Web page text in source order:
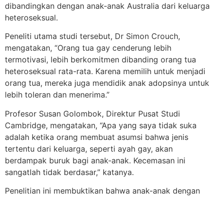
dibandingkan dengan anak-anak Australia dari keluarga
heteroseksual.
Peneliti utama studi tersebut, Dr Simon Crouch,
mengatakan, “Orang tua gay cenderung lebih
termotivasi, lebih berkomitmen dibanding orang tua
heteroseksual rata-rata. Karena memilih untuk menjadi
orang tua, mereka juga mendidik anak adopsinya untuk
lebih toleran dan menerima.”
Profesor Susan Golombok, Direktur Pusat Studi
Cambridge, mengatakan, “Apa yang saya tidak suka
adalah ketika orang membuat asumsi bahwa jenis
tertentu dari keluarga, seperti ayah gay, akan
berdampak buruk bagi anak-anak. Kecemasan ini
sangatlah tidak berdasar,” katanya.
Penelitian ini membuktikan bahwa anak-anak dengan